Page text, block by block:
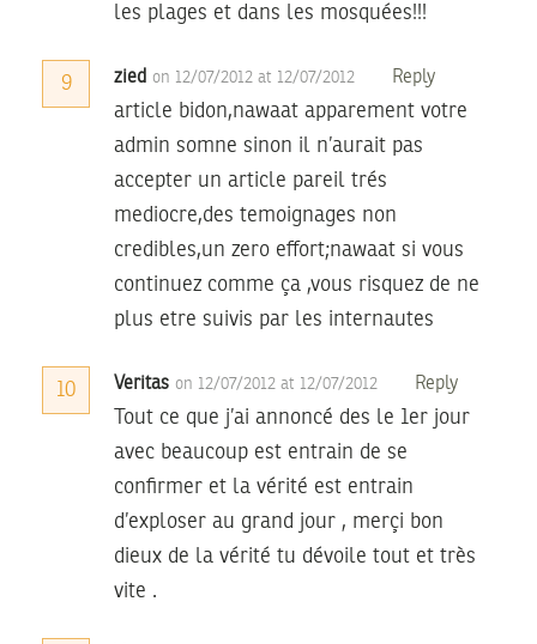
les plages et dans les mosquées!!!
9 zied on 12/07/2012 at 12/07/2012 Reply
article bidon,nawaat apparement votre
admin somne sinon il n’aurait pas
accepter un article pareil trés
mediocre,des temoignages non
credibles,un zero effort;nawaat si vous
continuez comme ça ,vous risquez de ne
plus etre suivis par les internautes
10 Veritas on 12/07/2012 at 12/07/2012 Reply
Tout ce que j’ai annoncé des le 1er jour
avec beaucoup est entrain de se
confirmer et la vérité est entrain
d’exploser au grand jour , merçi bon
dieux de la vérité tu dévoile tout et très
vite .